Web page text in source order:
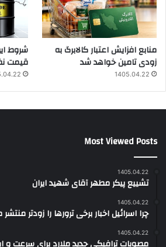
منابع افزایش اعتبار کالابرگ به
زودی تامین خواهد شد
1405.04.22
شروط
قیمت
Most Viewed Posts
1405.04.22
تشییع پیکر مطهر آقای شهید ایران
1405.04.22
چرا اسرائیل اخبار برخی ترورها را زودتر
1405.04.22